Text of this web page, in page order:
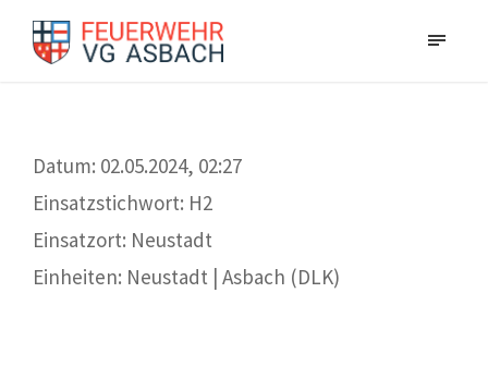
Datum: 02.05.2024, 02:27
Einsatzstichwort: H2
Einsatzort: Neustadt
Einheiten: Neustadt | Asbach (DLK)